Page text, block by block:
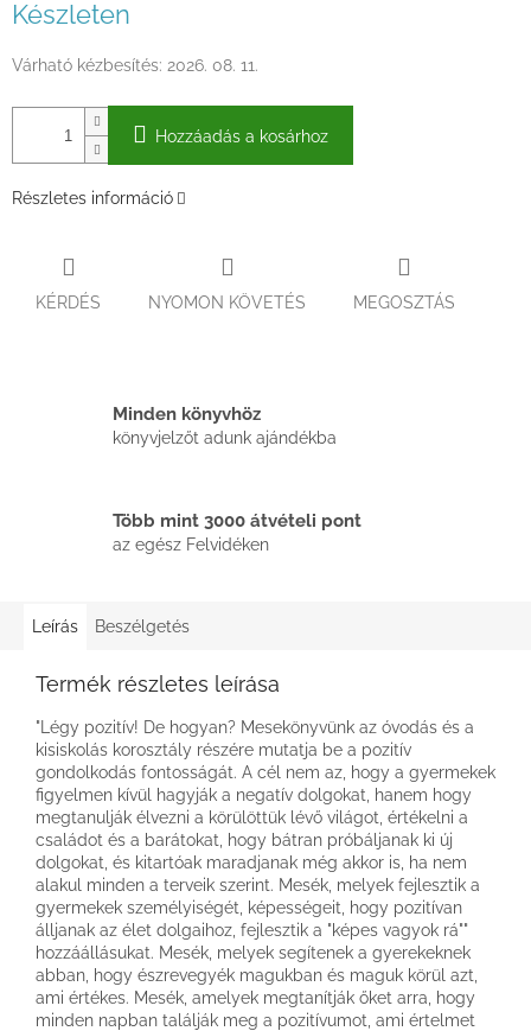
Készleten
Várható kézbesítés: 2026. 08. 11.
Hozzáadás a kosárhoz
Részletes információ
KÉRDÉS NYOMON KÖVETÉS MEGOSZTÁS
Minden könyvhöz
könyvjelzőt adunk ajándékba
Több mint 3000 átvételi pont
az egész Felvidéken
Leírás Beszélgetés
Termék részletes leírása
"Légy pozitív! De hogyan? Mesekönyvünk az óvodás és a
kisiskolás korosztály részére mutatja be a pozitív
gondolkodás fontosságát. A cél nem az, hogy a gyermekek
figyelmen kívül hagyják a negatív dolgokat, hanem hogy
megtanulják élvezni a körülöttük lévő világot, értékelni a
családot és a barátokat, hogy bátran próbáljanak ki új
dolgokat, és kitartóak maradjanak még akkor is, ha nem
alakul minden a terveik szerint. Mesék, melyek fejlesztik a
gyermekek személyiségét, képességeit, hogy pozitívan
álljanak az élet dolgaihoz, fejlesztik a "képes vagyok rá""
hozzáállásukat. Mesék, melyek segítenek a gyerekeknek
abban, hogy észrevegyék magukban és maguk körül azt,
ami értékes. Mesék, amelyek megtanítják őket arra, hogy
minden napban találják meg a pozitívumot, ami értelmet